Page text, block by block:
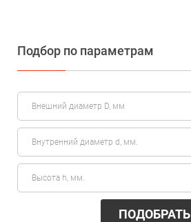
Подбор по параметрам
ПОДОБРАТЬ